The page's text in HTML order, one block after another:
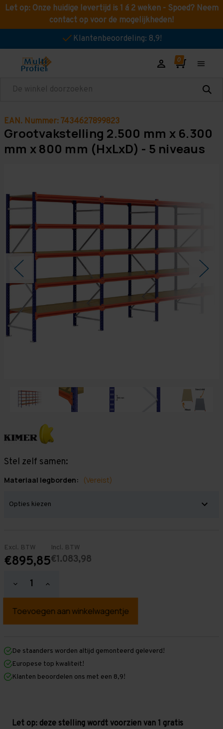
Let op: Onze huidige levertijd is 1 á 2 weken - Spoed? Neem
contact op voor de mogelijkheden!
Klantenbeoordeling: 8,9!
Zoeken
EAN. Nummer: 7434627899823
Grootvakstelling 2.500 mm x 6.300
mm x 800 mm (HxLxD) - 5 niveaus
Stel zelf samen:
Materiaal legborden: (Vereist)
Excl. BTW
€895,85
Incl. BTW
€1.083,98
Hoeveelheid
verlagen
Grootvakstelling
mm
mm
x
800
mm
Hoeveelheid
verhogen
Grootvakstelling
mm
mm
800
mm
De staanders worden altijd gemonteerd geleverd!
Europese top kwaliteit!
Klanten beoordelen ons met een 8,9!
Let op: deze stelling wordt voorzien van 1 gratis